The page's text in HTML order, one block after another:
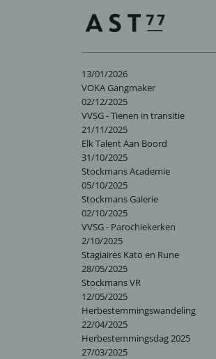
13/01/2026
VOKA Gangmaker
02/12/2025
VVSG - Tienen in transitie
21/11/2025
Elk Talent Aan Boord
31/10/2025
Stockmans Academie
05/10/2025
Stockmans Galerie
02/10/2025
VVSG - Parochiekerken
2/10/2025
Stagiaires Kato en Rune
28/05/2025
Stockmans VR
12/05/2025
Herbestemmingswandeling
22/04/2025
Herbestemmingsdag 2025
27/03/2025